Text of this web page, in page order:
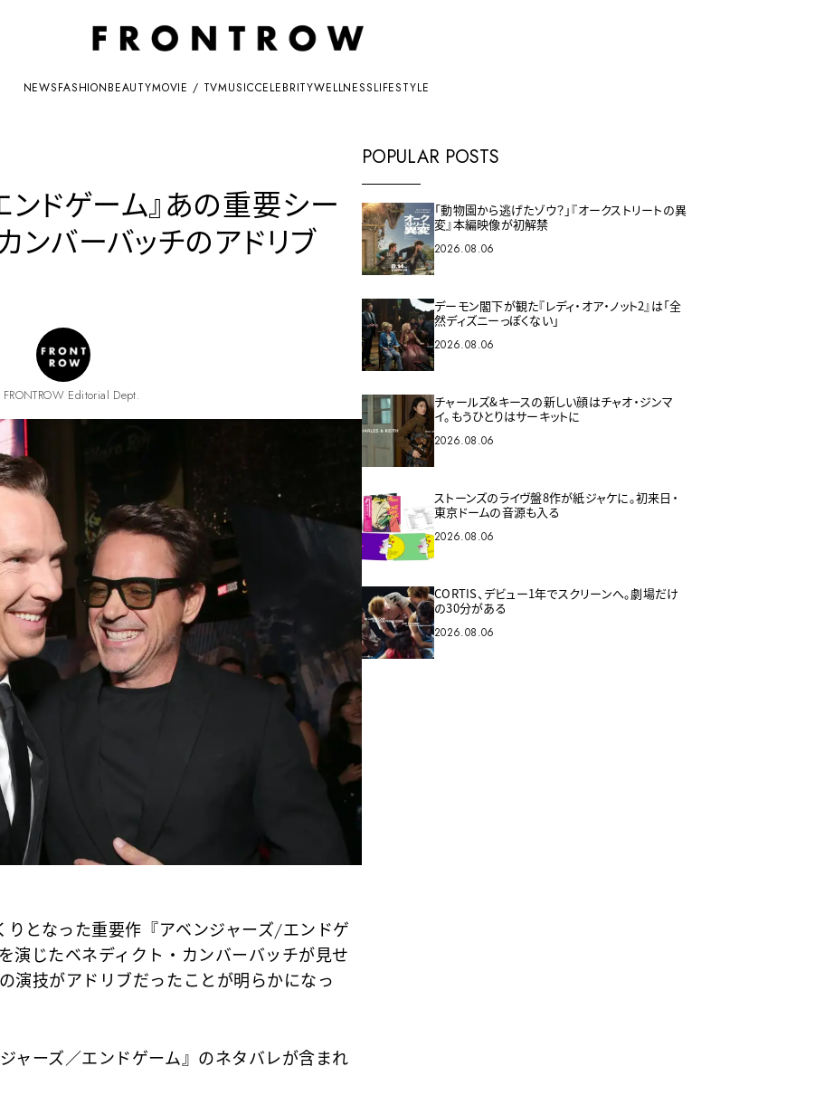
NEWSFASHIONBEAUTYMOVIE / TVMUSICCELEBRITYWELLNESSLIFESTYLE
ンドゲーム』あの重要シー
ンバーバッチのアドリブ
FRONTROW Editorial Dept.
りとなった重要作『アベンジャーズ/エンドゲ
演じたベネディクト・カンバーバッチが見せ
演技がアドリブだったことが明らかになっ
ャーズ／エンドゲーム』のネタバレが含まれ
POPULAR POSTS
「動物園から逃げたゾウ？」『オークストリートの異
変』本編映像が初解禁
2026.08.06
デーモン閣下が観た『レディ・オア・ノット2』は「全
然ディズニーっぽくない」
2026.08.06
チャールズ&キースの新しい顔はチャオ・ジンマ
イ。もうひとりはサーキットに
2026.08.06
ストーンズのライヴ盤8作が紙ジャケに。初来日・
東京ドームの音源も入る
2026.08.06
CORTIS、デビュー1年でスクリーンへ。劇場だけ
の30分がある
2026.08.06